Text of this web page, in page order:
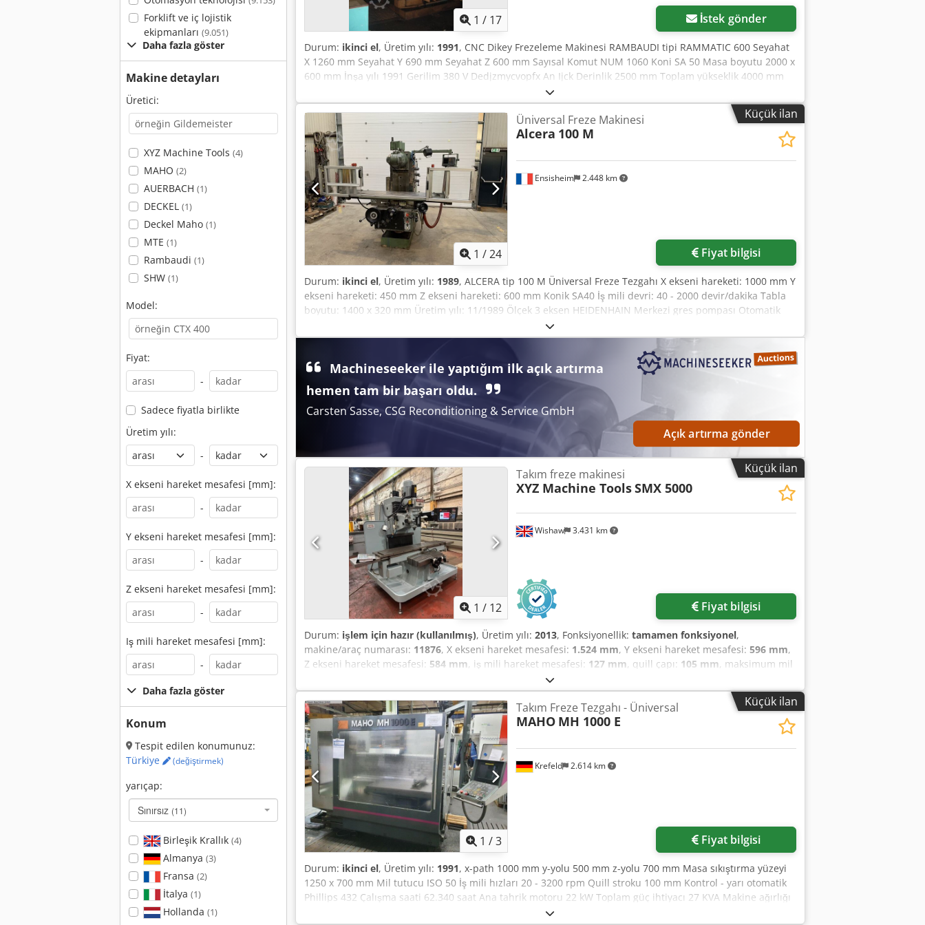
Forklift ve iç lojistik
ekipmanları (9.051)
Daha fazla göster
Makine detayları
Üretici:
XYZ Machine Tools (4)
MAHO (2)
AUERBACH (1)
DECKEL (1)
Deckel Maho (1)
MTE (1)
Rambaudi (1)
SHW (1)
Model:
Fiyat:
-
Sadece fiyatla birlikte
Üretim yılı:
-
X ekseni hareket mesafesi [mm]:
-
Y ekseni hareket mesafesi [mm]:
-
Z ekseni hareket mesafesi [mm]:
-
Iş mili hareket mesafesi [mm]:
-
Daha fazla göster
Konum
Tespit edilen konumunuz:
Türkiye
(değiştirmek)
yarıçap:
Sınırsız (11)
Birleşik Krallık (4)
Almanya (3)
Fransa (2)
İtalya (1)
Hollanda (1)
1 / 17 İstek gönder
Durum: ikinci el, Üretim yılı: 1991, CNC Dikey Frezeleme Makinesi RAMBAUDI tipi RAMMATIC 600 Seyahat
X 1260 mm Seyahat Y 690 mm Seyahat Z 600 mm Sayısal Komut NUM 1060 Koni SA 50 Masa boyutu 2000 x
600 mm İnşa yılı 1991 Gerilim 380 V Dedjzmycvopfx An Ijck Derinlik 2500 mm Toplam yükseklik 4000 mm
Küçük ilan
1 /24
Ensisheim 2.448 km
Üniversal Freze Makinesi
Alcera 100 M
Fiyat bilgisi
Durum: ikinci el, Üretim yılı: 1989, ALCERA tip 100 M Üniversal Freze Tezgahı X ekseni hareketi: 1000 mm Y
ekseni hareketi: 450 mm Z ekseni hareketi: 600 mm Konik SA40 İş mili devri: 40 - 2000 devir/dakika Tabla
boyutu: 1400 x 320 mm Üretim yılı: 11/1989 Ölçek 3 eksen HEIDENHAIN Merkezi gres pompası Otomatik
ilerlemeler: X - Y - Z Joystick kontrolü Yağlama pompası Voltaj: 380 V Genişlik: 2100 mm Dcodpfxjzmycie An
Iok Derinlik: 2400 mm Toplam yükseklik: 2000 mm Ağırlık: yaklaşık 3 ton
Machineseeker ile yaptığım ilk açık artırma
hemen tam bir başarı oldu.
Carsten Sasse, CSG Reconditioning & Service GmbH
Açık artırma gönder
Küçük ilan
1 / 12
Wishaw 3.431 km
Takım freze makinesi
XYZ Machine ToolsSMX 5000
Fiyat bilgisi
Durum: işlem için hazır (kullanılmış), Üretim yılı: 2013, Fonksiyonellik: tamamen fonksiyonel,
makine/araç numarası: 11876, X ekseni hareket mesafesi: 1.524 mm, Y ekseni hareket mesafesi: 596 mm,
Z ekseni hareket mesafesi: 584 mm, iş mili hareket mesafesi: 127 mm, quill çapı: 105 mm, maksimum mil
, masa genişliği:
yükü:850 kg, XYZ SMX 5000 CNC Tip Tipi Frezeleme Makinesi Model: SMX 5000 Seri No: 11876 Yıl: 2013
Kontrol Ünitesi: ProtoTrak SMX Dodpfx Anjznkkaj Ieck Tabla Boyutu: 1930 x 355 mm Hareket Aralığı (X, Y, Z
ekseni): 1524 x 596 x 584 mm Mil Çapı: 105 mm Maksimum Mil Hareket Aralığı: 127 mm Mil Koniği: 40 ISO
Mil Devir Aralığı: 40 – 5000 dev/dak Mil Motor Gücü: 7,5 HP Maksimum iş parçası ağırlığı: 850 kg
Küçük ilan
1 /3
Krefeld 2.614 km
Takım Freze Tezgahı - Üniversal
MAHO MH 1000 E
Fiyat bilgisi
Durum: ikinci el, Üretim yılı: 1991, x-path 1000 mm y-yolu 500 mm z-yolu 700 mm Masa sıkıştırma yüzeyi
1250 x 700 mm Mil tutucu ISO 50 İş mili hızları 20 - 3200 rpm Quill stroku 100 mm Kontrol - yarı otomatik
Phillips 432 Çalışma saati 62.340 saat Ana tahrik motoru 22 kW Toplam güç ihtiyacı 27 KVA Makine ağırlığı
yaklaşık 7,7 ton Taban alanı 3,8 x 4,1 x 2,4 mm Aksesuarlar: hidrolik mengene X ekseni, uzunlamasına: